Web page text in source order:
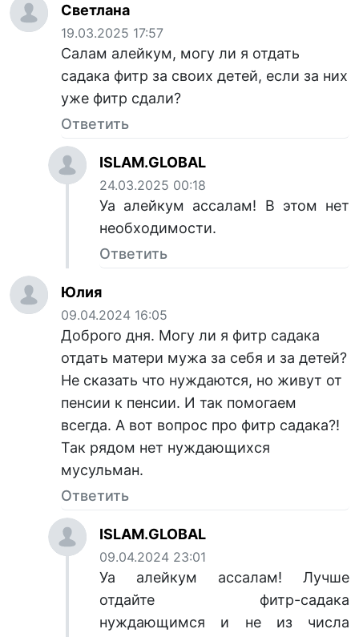
Светлана
19.03.2025 17:57
Салам алейкум, могу ли я отдать
садака фитр за своих детей, если за них
уже фитр сдали?
Ответить
ISLAM.GLOBAL
24.03.2025 00:18
Уа алейкум ассалам! В этом нет
необходимости.
Ответить
Юлия
09.04.2024 16:05
Доброго дня. Могу ли я фитр садака
отдать матери мужа за себя и за детей?
Не сказать что нуждаются, но живут от
пенсии к пенсии. И так помогаем
всегда. А вот вопрос про фитр садака?!
Так рядом нет нуждающихся
мусульман.
Ответить
ISLAM.GLOBAL
09.04.2024 23:01
Уа алейкум ассалам! Лучше
отдайте фитр-садака
нуждающимся и не из числа